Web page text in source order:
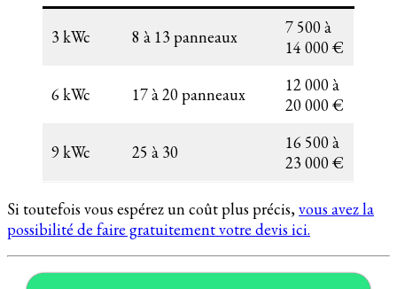
3 kWc 8 à 13 panneaux
7 500 à
14 000 €
6 kWc 17 à 20 panneaux
12 000 à
20 000 €
9 kWc 25 à 30
16 500 à
23 000 €
Si toutefois vous espérez un coût plus précis,vous avez la
possibilité de faire gratuitement votre devis ici.